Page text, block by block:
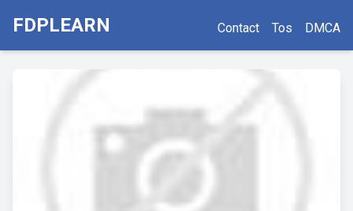
FDPLEARN Contact Tos DMCA